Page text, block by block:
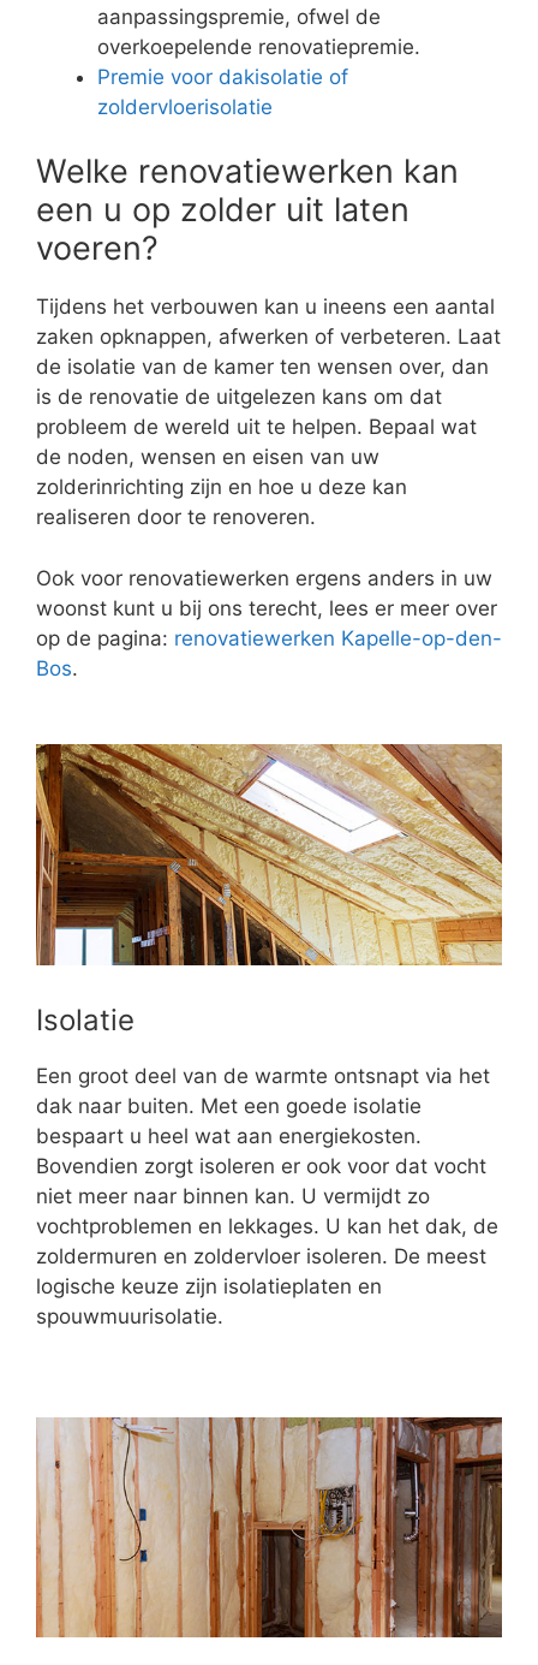
aanpassingspremie, ofwel de
overkoepelende renovatiepremie.
Premie voor dakisolatie of
zoldervloerisolatie
Welke renovatiewerken kan
een u op zolder uit laten
voeren?
Tijdens het verbouwen kan u ineens een aantal
zaken opknappen, afwerken of verbeteren. Laat
de isolatie van de kamer ten wensen over, dan
is de renovatie de uitgelezen kans om dat
probleem de wereld uit te helpen. Bepaal wat
de noden, wensen en eisen van uw
zolderinrichting zijn en hoe u deze kan
realiseren door te renoveren.
Ook voor renovatiewerken ergens anders in uw
woonst kunt u bij ons terecht, lees er meer over
op de pagina: renovatiewerken Kapelle-op-den-
Bos.
Isolatie
Een groot deel van de warmte ontsnapt via het
dak naar buiten. Met een goede isolatie
bespaart u heel wat aan energiekosten.
Bovendien zorgt isoleren er ook voor dat vocht
niet meer naar binnen kan. U vermijdt zo
vochtproblemen en lekkages. U kan het dak, de
zoldermuren en zoldervloer isoleren. De meest
logische keuze zijn isolatieplaten en
spouwmuurisolatie.